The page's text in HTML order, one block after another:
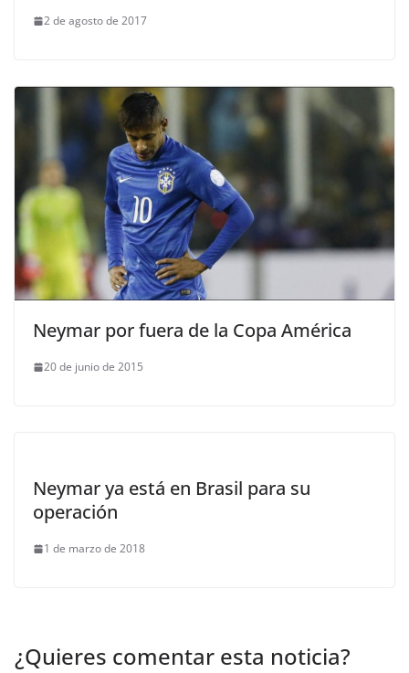
2 de agosto de 2017
Neymar por fuera de la Copa América
20 de junio de 2015
Neymar ya está en Brasil para su
operación
1 de marzo de 2018
¿Quieres comentar esta noticia?